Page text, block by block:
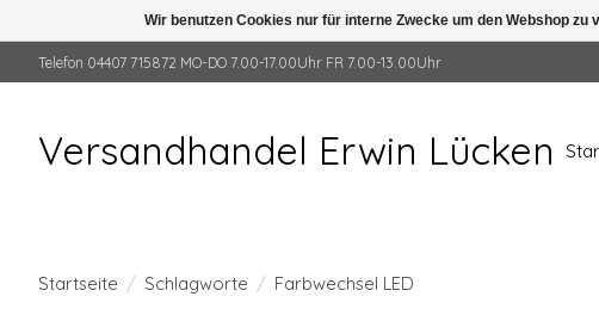
Telefon 04407 715872 MO-DO 7.00-17.00Uhr FR 7.00-13.00Uhr
Versandhandel Erwin Lücken
Startseite / Schlagworte / Farbwechsel LED
Wir benutzen Cookies nur für interne Zwecke um den Webshop zu